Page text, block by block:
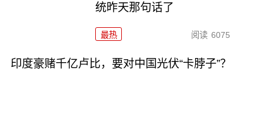
统昨天那句话了
最热 阅读 6075
印度豪赌千亿卢比，要对中国光伏“卡脖子”？